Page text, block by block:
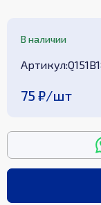
В наличии
Aртикул:
75 ₽/шт